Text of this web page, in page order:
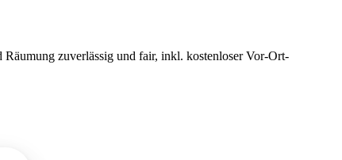
zuverlässig und fair, inkl. kostenloser Vor-Ort-